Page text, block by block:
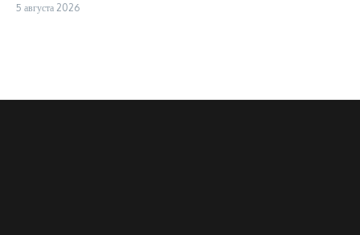
5 августа 2026